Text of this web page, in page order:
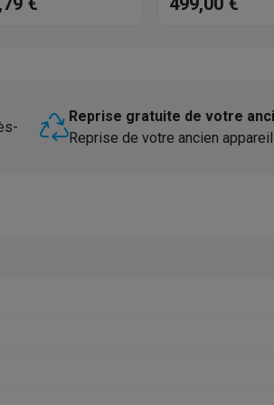
Reprise gratuite de votre
Reprise de votre ancien appareil